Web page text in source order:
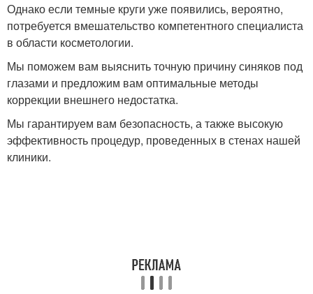
Однако если темные круги уже появились, вероятно,
потребуется вмешательство компетентного специалиста
в области косметологии.
Мы поможем вам выяснить точную причину синяков под
глазами и предложим вам оптимальные методы
коррекции внешнего недостатка.
Мы гарантируем вам безопасность, а также высокую
эффективность процедур, проведенных в стенах нашей
клиники.